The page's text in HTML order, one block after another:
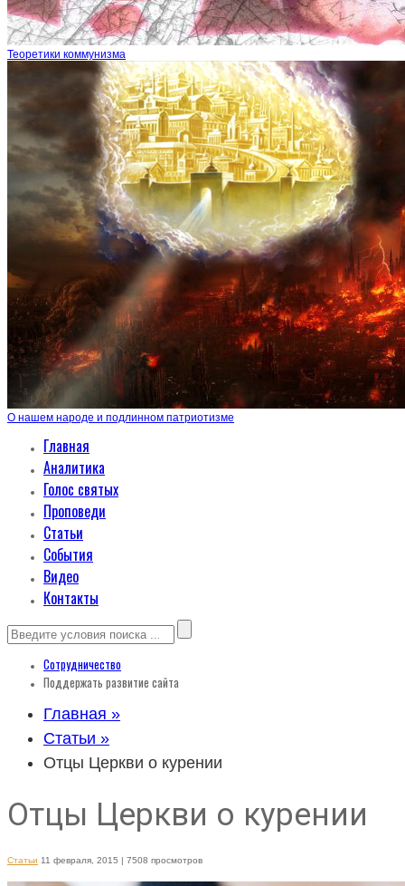
Теоретики коммунизма
О нашем народе и подлинном патриотизме
Главная
Аналитика
Голос святых
Проповеди
Статьи
События
Видео
Контакты
Сотрудничество
Поддержать развитие сайта
Главная »
Статьи »
Отцы Церкви о курении
Отцы Церкви о курении
Статьи 11 февраля, 2015 | 7508 просмотров